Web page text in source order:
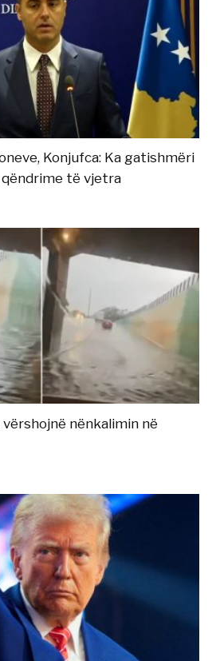
Konjufca: Ka gatishmëri
qëndrime të vjetra
nënkalimin në